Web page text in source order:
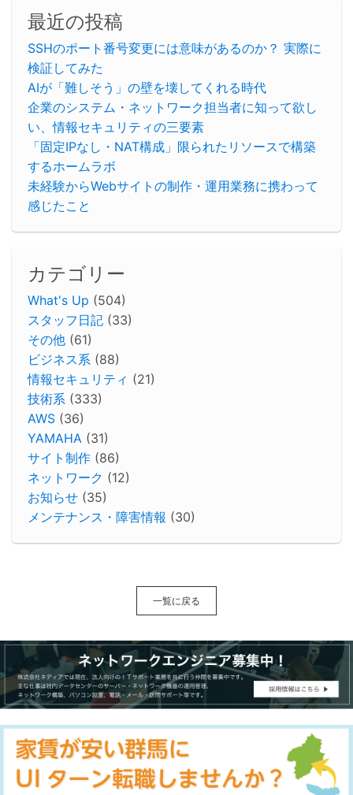
最近の投稿
SSHのポート番号変更には意味があるのか？ 実際に
検証してみた
AIが「難しそう」の壁を壊してくれる時代
企業のシステム・ネットワーク担当者に知って欲し
い、情報セキュリティの三要素
「固定IPなし・NAT構成」限られたリソースで構築
するホームラボ
未経験からWebサイトの制作・運用業務に携わって
感じたこと
カテゴリー
What's Up (504)
スタッフ日記 (33)
その他 (61)
ビジネス系 (88)
情報セキュリティ (21)
技術系 (333)
AWS (36)
YAMAHA (31)
サイト制作 (86)
ネットワーク (12)
お知らせ (35)
メンテナンス・障害情報 (30)
一覧に戻る